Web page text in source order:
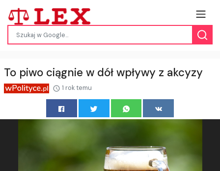
To piwo ciągnie w dół wpływy z akcyzy
1 rok temu